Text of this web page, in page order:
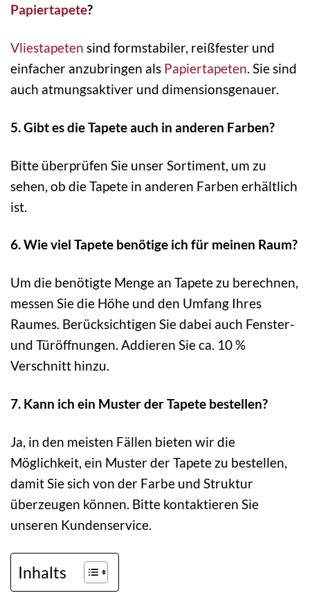
Papiertapete?
Vliestapeten sind formstabiler, reißfester und
einfacher anzubringen als Papiertapeten. Sie sind
auch atmungsaktiver und dimensionsgenauer.
5. Gibt es die Tapete auch in anderen Farben?
Bitte überprüfen Sie unser Sortiment, um zu
sehen, ob die Tapete in anderen Farben erhältlich
ist.
6. Wie viel Tapete benötige ich für meinen Raum?
Um die benötigte Menge an Tapete zu berechnen,
messen Sie die Höhe und den Umfang Ihres
Raumes. Berücksichtigen Sie dabei auch Fenster-
und Türöffnungen. Addieren Sie ca. 10 %
Verschnitt hinzu.
7. Kann ich ein Muster der Tapete bestellen?
Ja, in den meisten Fällen bieten wir die
Möglichkeit, ein Muster der Tapete zu bestellen,
damit Sie sich von der Farbe und Struktur
überzeugen können. Bitte kontaktieren Sie
unseren Kundenservice.
Inhalts